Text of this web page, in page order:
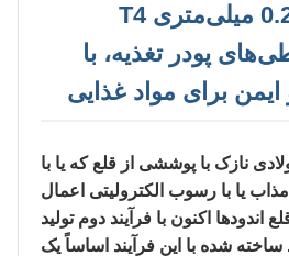
ورق قلع اندود 0.21 میلی‌متری T4
پودر تغذیه، با
برای مواد غذایی
نازک با پوششی از قلع که یا با
با رسوب الکترولیتی اعمال
اکنون با فرآیند دوم تولید
شده با این فرآیند اساساً یک